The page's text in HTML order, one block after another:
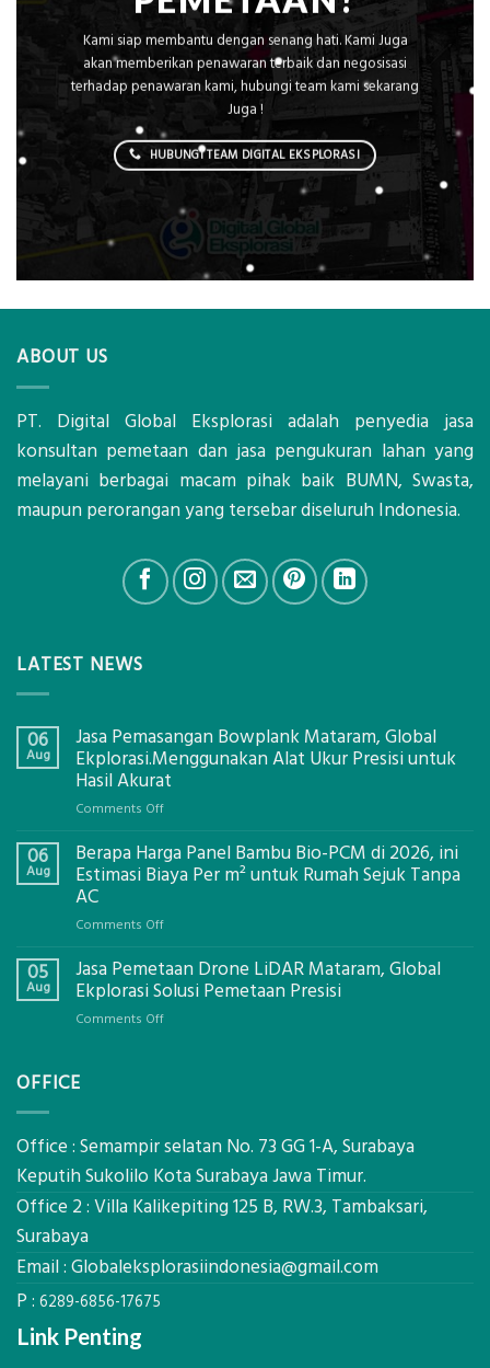
Kami siap membantu dengan senang hati. Kami Juga
akan memberikan penawaran terbaik dan negosisasi
terhadap penawaran kami, hubungi team kami sekarang
Juga !
HUBUNGI TEAM DIGITAL EKSPLORASI
ABOUT US
PT. Digital Global Eksplorasi adalah penyedia jasa
konsultan pemetaan dan jasa pengukuran lahan yang
melayani berbagai macam pihak baik BUMN, Swasta,
maupun perorangan yang tersebar diseluruh Indonesia.
LATEST NEWS
06
Aug
Jasa Pemasangan Bowplank Mataram, Global
Ekplorasi.Menggunakan Alat Ukur Presisi untuk
Hasil Akurat
Comments Offon
Pemasangan
Bowplank
Ukur
Presisi
untuk
06
Aug
Berapa Harga Panel Bambu Bio-PCM di 2026, ini
Estimasi Biaya Per m² untuk Rumah Sejuk Tanpa
AC
Comments Offon
Harga
Panel
Biaya
Per
untuk
Sejuk
Tanpa
05
Aug
Jasa Pemetaan Drone LiDAR Mataram, Global
Ekplorasi Solusi Pemetaan Presisi
Comments Offon
Global
Solusi
Pemetaan
OFFICE
Office : Semampir selatan No. 73 GG 1-A, Surabaya
Keputih Sukolilo Kota Surabaya Jawa Timur.
Office 2 : Villa Kalikepiting 125 B, RW.3, Tambaksari,
Surabaya
Email : Globaleksplorasiindonesia@gmail.com
P : 6289-6856-17675
Link Penting